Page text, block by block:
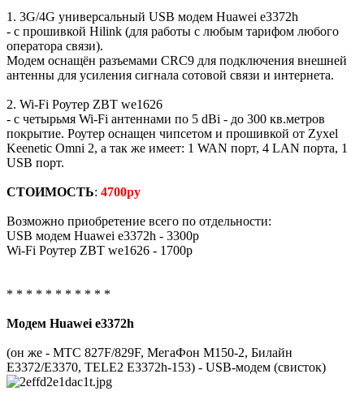
1. 3G/4G универсальный USB модем Huawei e3372h
- с прошивкой Hilink (для работы с любым тарифом любого
оператора связи).
Модем оснащён разъемами CRC9 для подключения внешней
антенны для усиления сигнала сотовой связи и интернета.
2. Wi-Fi Роутер ZBT we1626
- с четырьмя Wi-Fi антеннами по 5 dBi - до 300 кв.метров
покрытие. Роутер оснащен чипсетом и прошивкой от Zyxel
Keenetic Omni 2, а так же имеет: 1 WAN порт, 4 LAN порта, 1
USB порт.
СТОИМОСТЬ: 4700ру
Возможно приобретение всего по отдельности:
USB модем Huawei e3372h - 3300р
Wi-Fi Роутер ZBT we1626 - 1700р
* * * * * * * * * * *
Модем Huawei e3372h
(он же - МТС 827F/829F, МегаФон M150-2, Билайн
E3372/E3370, TELE2 E3372h-153) - USB-модем (свисток)